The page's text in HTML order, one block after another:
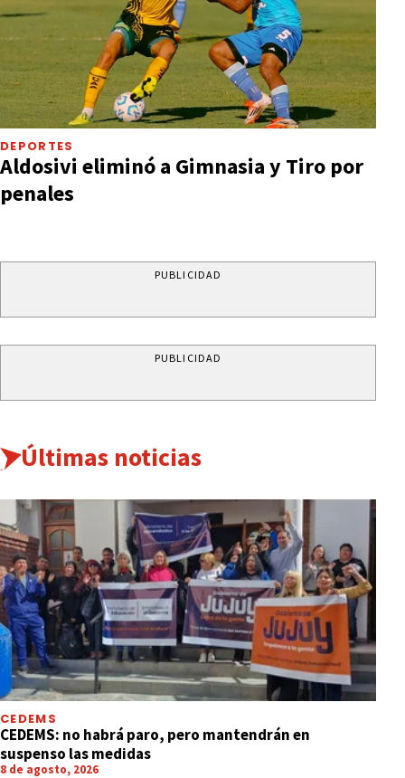
DEPORTES
Aldosivi eliminó a Gimnasia y Tiro por
penales
PUBLICIDAD
PUBLICIDAD
Últimas noticias
CEDEMS
CEDEMS: no habrá paro, pero mantendrán en
suspenso las medidas
8 de agosto, 2026